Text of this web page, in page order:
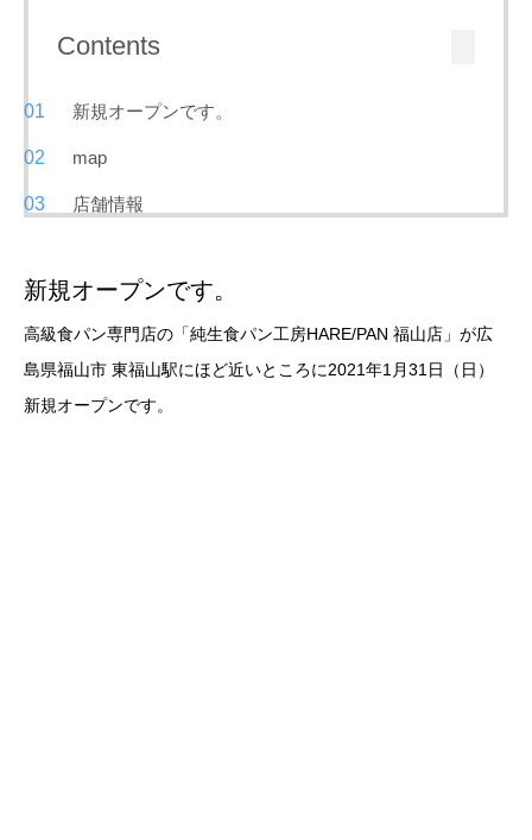
Contents
新規オープンです。
map
店舗情報
新規オープンです。
高級食パン専門店の「純生食パン工房HARE/PAN 福山店」が広
島県福山市 東福山駅にほど近いところに2021年1月31日（日）
新規オープンです。